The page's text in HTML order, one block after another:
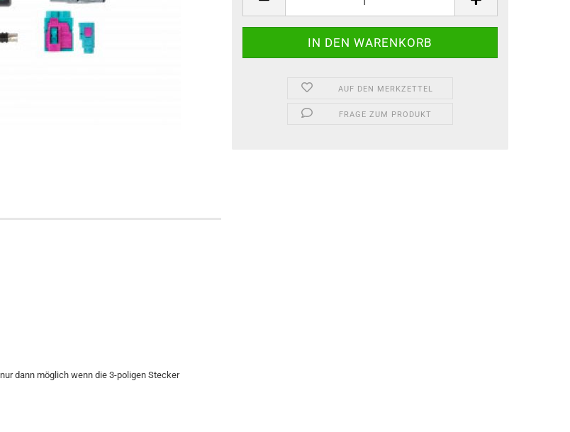
AUF DEN MERKZETTEL
FRAGE ZUM PRODUKT
dann möglich wenn die 3-poligen Stecker